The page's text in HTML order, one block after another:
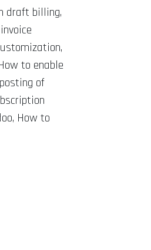
draft billing,
to enable
of
How to